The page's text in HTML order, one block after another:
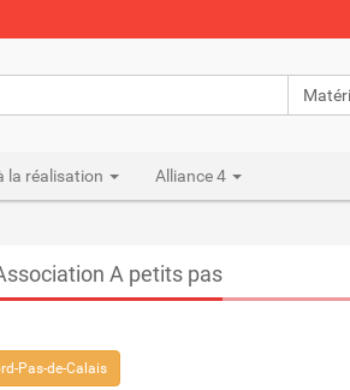
la réalisation Alliance 4
A petits pas
Pas-de-Calais